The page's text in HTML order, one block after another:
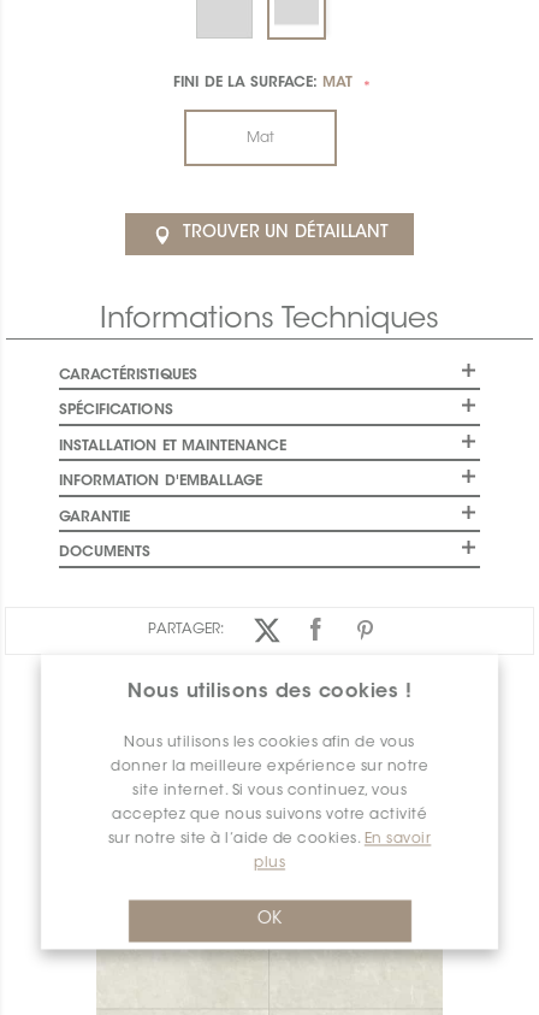
Nous utilisons des cookies !
Nous utilisons les cookies afin de vous
donner la meilleure expérience sur notre
site internet. Si vous continuez, vous
acceptez que nous suivons votre activité
sur notre site à l’aide de cookies. En savoir
plus
OK
FINI DE LA SURFACE: MAT *
Mat
TROUVER UN DÉTAILLANT
Informations Techniques
CARACTÉRISTIQUES
SPÉCIFICATIONS
INSTALLATION ET MAINTENANCE
INFORMATION D'EMBALLAGE
GARANTIE
DOCUMENTS
PARTAGER:
APERÇU DES PRODUITS